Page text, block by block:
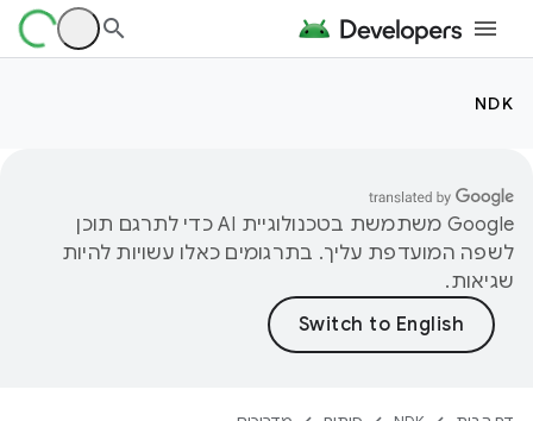
NDK
‫Google משתמשת בטכנולוגיית AI כדי לתרגם תוכן
לשפה המועדפת עליך. בתרגומים כאלו עשויות להיות
שגיאות.